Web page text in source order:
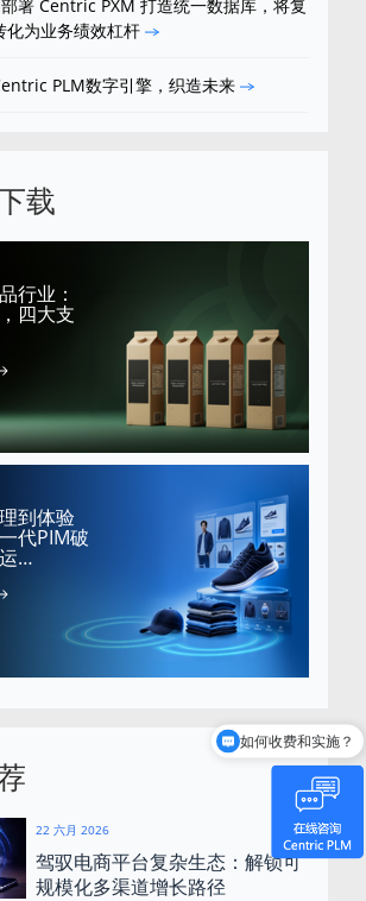
署 Centric PXM 打造统一数据库，将复
化为业务绩效杠杆
PLM数字引擎，织造未来
载
行业：
四大支
到体验
代PIM破
…
22 六月 2026
驾驭电商平台复杂生态：解锁可
规模化多渠道增长路径
Centric是谁？